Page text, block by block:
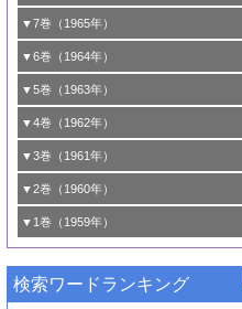
6号 有機合成における錯体触媒
6号 <<通常号>>
4号 第25回触媒討論会
機構
機構
3号 <<通常号>>
4号 <<通常号>>
6号 第23回触媒討論会
2号 <<通常号>>
3号 <<通常号>>
4号 <<通常号>>
6号 第21回触媒討論会
1号 <<通常号>>
2号 <<通常号>>
3号 第19回触媒討論会
4号 <<通常号>>
▼7巻（1965年）
1号 第16回触媒討論会
2号 <<通常号>>
3号 第17回触媒討論会
4号 <<通常号>>
6号 <<通常号>>
▼6巻（1964年）
1号 第14回触媒討論会
2号 錯体触媒シンポジウム
3号 <<通常号>>
4号 第15回触媒討論会
▼5巻（1963年）
1号 <<通常号>>
2号 <<通常号>>
3号 第13回触媒討論会
4号 <<通常号>>
▼4巻（1962年）
1号 第11回触媒討論会
2号 <<通常号>>
3号 <<通常号>>
4号 第12回触媒討論会
▼3巻（1961年）
1号 触媒表面の均一性，不均一性について
2号 第10回触媒討論会
3号 <<通常号>>
4号 <<通常号>>
▼2巻（1960年）
1号 <<通常号>>
2号 第9回触媒討論会
3号 第2回国際触媒会議
▼1巻（1959年）
2号 <<通常号>>
検索ワードランキング